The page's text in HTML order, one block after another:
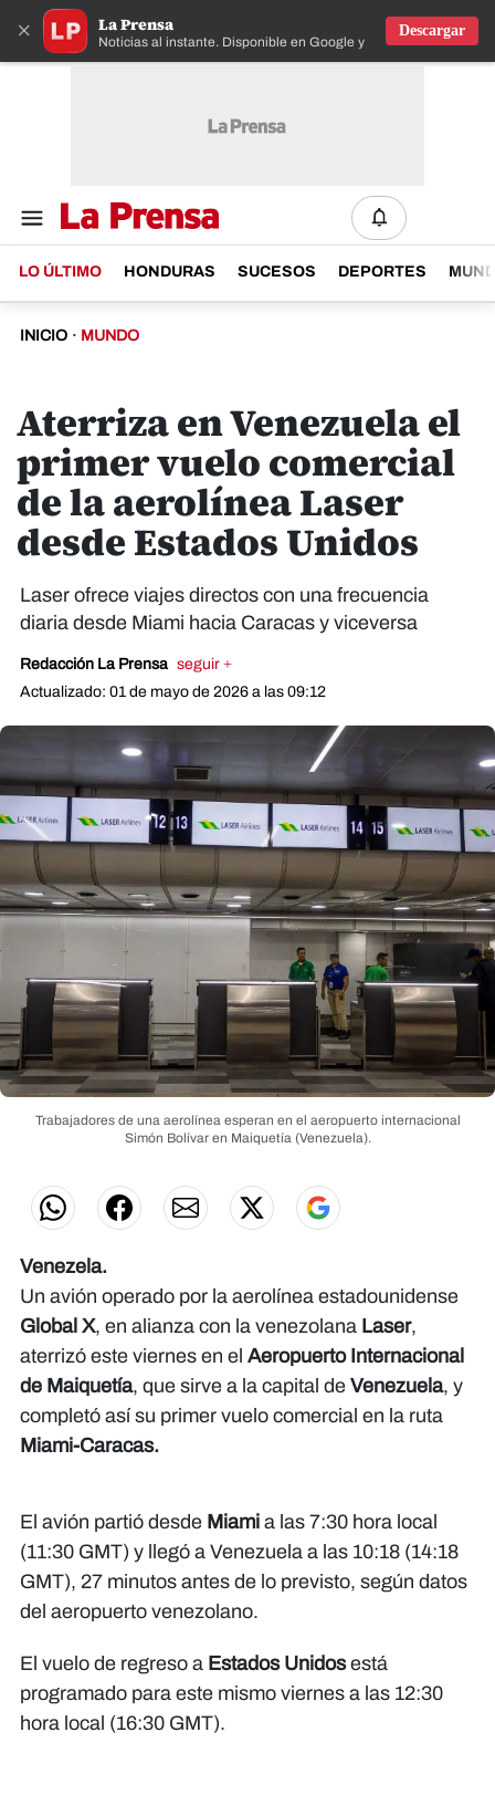
× La Prensa
Noticias al instante. Disponible en Google y IOS
Descargar
LO ÚLTIMO HONDURAS SUCESOS DEPORTES
INICIO · MUNDO
Aterriza en Venezuela el
primer vuelo comercial
de la aerolínea Laser
desde Estados Unidos
Laser ofrece viajes directos con una frecuencia
diaria desde Miami hacia Caracas y viceversa
Redacción La Prensa seguir +
Actualizado: 01 de mayo de 2026 a las 09:12
Trabajadores de una aerolínea esperan en el aeropuerto internacional
Simón Bolívar en Maiquetía (Venezuela).
Venezela.
Un avión operado por la aerolínea estadounidense
Global X, en alianza con la venezolana Laser,
aterrizó este viernes en el Aeropuerto Internacional
de Maiquetía, que sirve a la capital de Venezuela, y
completó así su primer vuelo comercial en la ruta
Miami-Caracas.
El avión partió desde Miami a las 7:30 hora local
(11:30 GMT) y llegó a Venezuela a las 10:18 (14:18
GMT), 27 minutos antes de lo previsto, según datos
del aeropuerto venezolano.
El vuelo de regreso a Estados Unidosestá
programado para este mismo viernes a las 12:30
hora local (16:30 GMT).